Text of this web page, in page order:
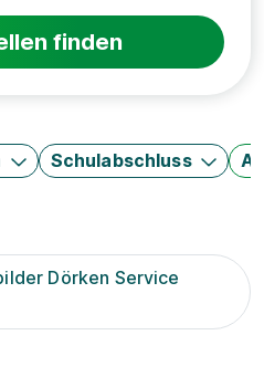
finden
Schulabschluss
Dörken Service